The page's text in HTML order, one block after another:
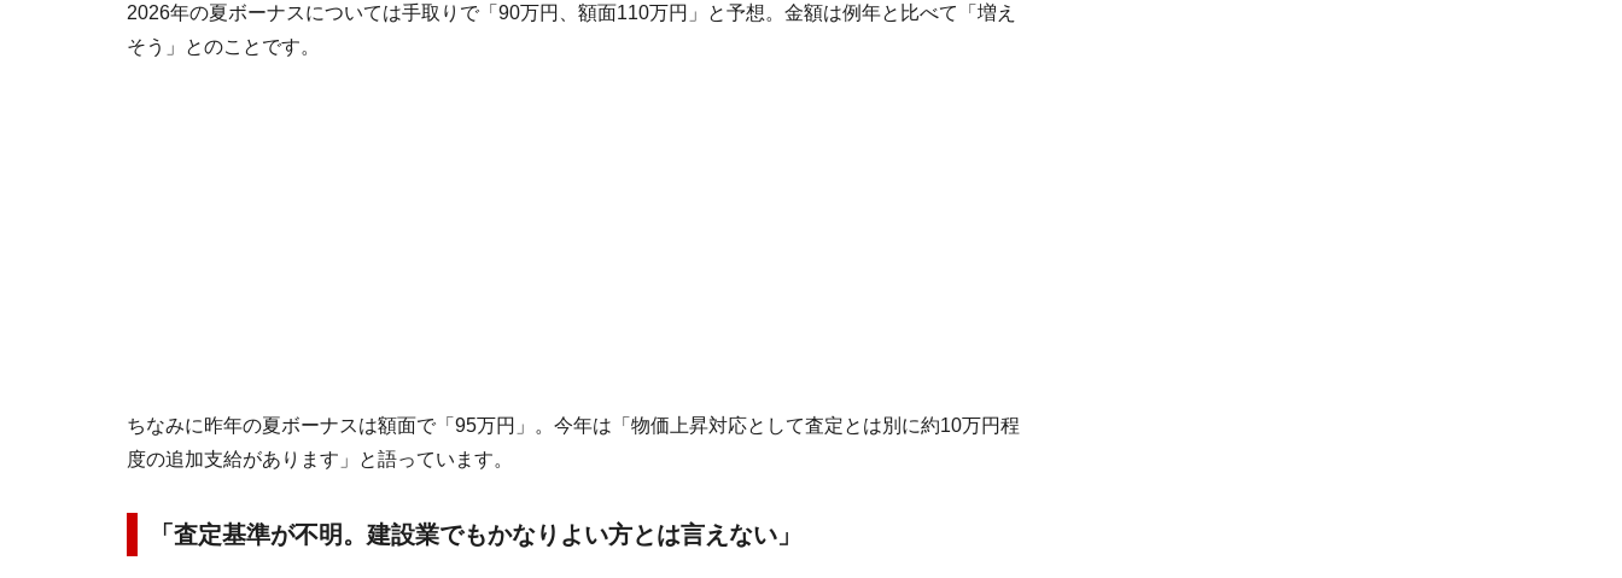
2026年の夏ボーナスについては手取りで「90万円、額面110万円」と予想。金額は例年と比べて「増え
そう」とのことです。
ちなみに昨年の夏ボーナスは額面で「95万円」。今年は「物価上昇対応として査定とは別に約10万円程
度の追加支給があります」と語っています。
「査定基準が不明。建設業でもかなりよい方とは言えない」